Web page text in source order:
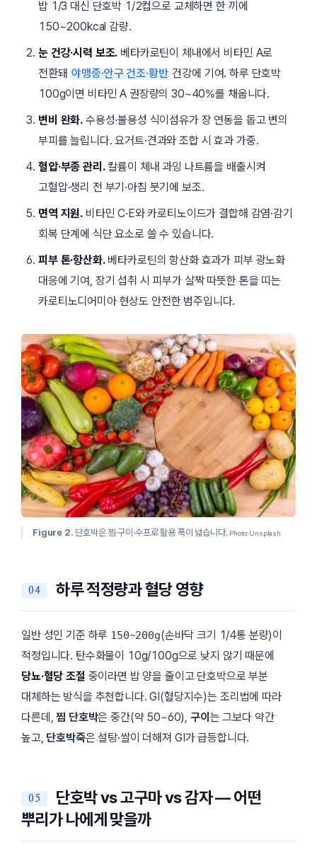
밥 1/3 대신 단호박 1/2컵으로 교체하면 한 끼에
150~200kcal 감량.
눈 건강·시력 보조. 베타카로틴이 체내에서 비타민 A로
전환돼 야맹증·안구 건조·황반 건강에 기여. 하루 단호박
100g이면 비타민 A 권장량의 30~40%를 채웁니다.
변비 완화. 수용성·불용성 식이섬유가 장 연동을 돕고 변의
부피를 늘립니다. 요거트·견과와 조합 시 효과 가중.
혈압·부종 관리.칼륨이 체내 과잉 나트륨을 배출시켜
고혈압·생리 전 부기·아침 붓기에 보조.
면역 지원. 비타민 C·E와 카로티노이드가 결합해 감염·감기
회복 단계에 식단 요소로 쓸 수 있습니다.
피부 톤·항산화.베타카로틴의 항산화 효과가 피부 광노화
대응에 기여, 장기 섭취 시 피부가 살짝 따뜻한 톤을 띠는
카로티노디어미아현상도 안전한 범주입니다.
Figure 2. 단호박은 찜·구이·수프로 활용 폭이 넓습니다. Photo: Unsplash
하루 적정량과 혈당 영향
일반 성인 기준 하루 150~200g(손바닥 크기 1/4통 분량)이
적정입니다. 탄수화물이 10g/100g으로 낮지 않기 때문에
당뇨·혈당 조절 중이라면 밥 양을 줄이고 단호박으로 부분
대체하는 방식을 추천합니다. GI(혈당지수)는 조리법에 따라
다른데,찜 단호박은 중간(약 50~60),구이 는 그보다 약간
높고, 단호박죽은 설탕·쌀이 더해져 GI가 급등합니다.
단호박 vs 고구마 vs 감자 — 어떤
뿌리가 나에게 맞을까